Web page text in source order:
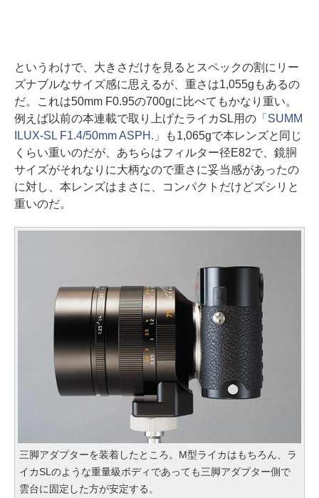
というわけで、大きさだけを見るとスペックの割にリー
ズナブルなサイズ感に思えるが、重さは1,055gもあるの
だ。これは50mm F0.95の700gに比べてもかなり重い。
例えば以前の本連載で取り上げたライカSL用の「SUMM
ILUX-SL F1.4/50mm ASPH.」
も1,065gで本レンズと同じ
くらい重いのだが、あちらはフィルター径E82で、鏡胴
サイズがそれなりに大柄なので重さに妥当感があったの
に対し、本レンズはまさに、コンパクトだけどズシリと
重いのだ。
三脚アダプターを装着したところ。M型ライカはもちろん、ラ
イカSLのような重量級ボディであっても三脚アダプター側で
雲台に固定した方が安定する。